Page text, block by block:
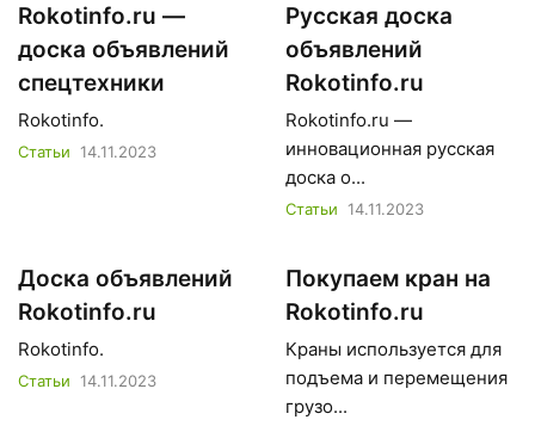
Rokotinfo.ru —
доска объявлений
спецтехники
Rokotinfo.
Статьи 14.11.2023
Русская доска
объявлений
Rokotinfo.ru
Rokotinfo.ru —
инновационная русская
доска о...
Статьи 14.11.2023
Доска объявлений
Rokotinfo.ru
Rokotinfo.
Статьи 14.11.2023
Покупаем кран на
Rokotinfo.ru
Краны используется для
подъема и перемещения
грузо...